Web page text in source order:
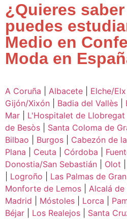
¿Quieres
puedes
Medio en
Moda en
A Coruña Albacete Elche/Elx
Gijón/Xixón
Badia del Vallès
Mar
L'Hospitalet de Llobregat
de Besòs
Santa Coloma de
Bilbao
Burgos Cabezón de
Plana
Ceuta Córdoba
Donostia/San Sebastián
Olot
Logroño Las Palmas de
Monforte de Lemos
Alcalá de
Madrid
Móstoles Lorca
Béjar
Los Realejos Santa